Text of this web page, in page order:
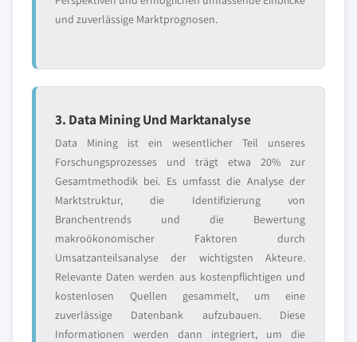
und zuverlässige Marktprognosen.
3. Data Mining Und Marktanalyse
Data Mining ist ein wesentlicher Teil unseres
Forschungsprozesses und trägt etwa 20% zur
Gesamtmethodik bei. Es umfasst die Analyse der
Marktstruktur, die Identifizierung von
Branchentrends und die Bewertung
makroökonomischer Faktoren durch
Umsatzanteilsanalyse der wichtigsten Akteure.
Relevante Daten werden aus kostenpflichtigen und
kostenlosen Quellen gesammelt, um eine
zuverlässige Datenbank aufzubauen. Diese
Informationen werden dann integriert, um die